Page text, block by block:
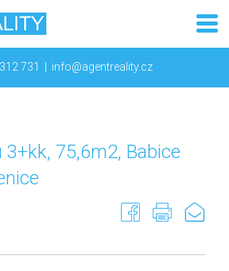
731 info@agentreality.cz
75,6m2, Babice